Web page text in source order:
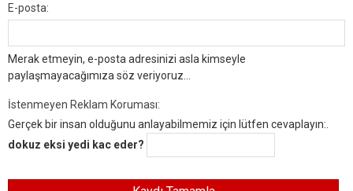
E-posta:
Merak etmeyin, e-posta adresinizi asla kimseyle
paylaşmayacağımıza söz veriyoruz...
İstenmeyen Reklam Koruması:
Gerçek bir insan olduğunu anlayabilmemiz için lütfen cevaplayın:.
dokuz eksi yedi kac eder?